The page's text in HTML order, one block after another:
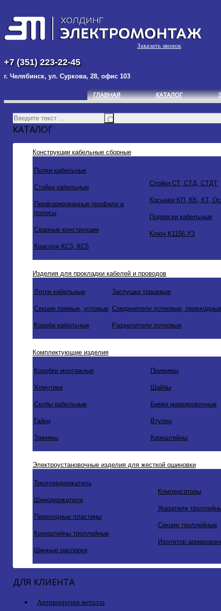
+7 (351) 223-22-45
г. Челябинск, ул. Суркова, 28, офис 103
Заказать звонок
ГЛАВНАЯ КАТАЛОГ
КАТАЛОГ
Конструкции кабельные сборные
Полки кабельные
Стойки кабельные
Перфорированные профили и
полосы
Сварные конструкции
Консоли КС3, КС5
Стойки СТ, СТД, СТДТ
Косынки КП, КБ, КТ,
Подвески кабельные
Ключ К1156 УЗ
Изделия для прокладки кабелей и проводов
Лотки кабельные
Секции прямые, угловые
Короба кабельные
Заглушки торцевые
Соединители лотковые,
Разделители лотковые
Комплектующие изделия
Коробки монтажные
Хомутики
Скобы кабельные
Гайки
Зажимы
Прижимы
Шайбы
Бирки маркировочные
Втулки
Кронштейны
Электроустановочные изделия для жесткой ошиновки
Троллеедержатель
Шинодержатели
Переходные пластины
Кронштейны троллейные
Шинные распорки
Компенсаторы
Указатели
Секции троллейные
Изолятор
ДЛЯ КЛИЕНТА
Антикоррозия металла